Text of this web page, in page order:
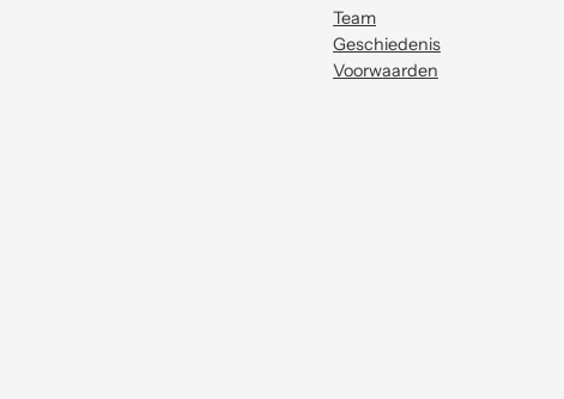
Team
Geschiedenis
Voorwaarden